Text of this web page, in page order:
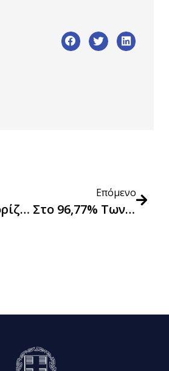
Σας Καλωσορίζουμε Στον Νέο Ιστότοπο Της Γενικής Γραμματείας Εμπορίου
Επόμενο
Στο 96,77% Των Προϊόντων Στο «Kαλάθι Του Nοικοκυριού» Οι Τιμές Μειώνονται Ή Διατηρούνται Σταθερές Την 30η Εβδομάδα Εφαρμογής Του (24-30/5/2023)